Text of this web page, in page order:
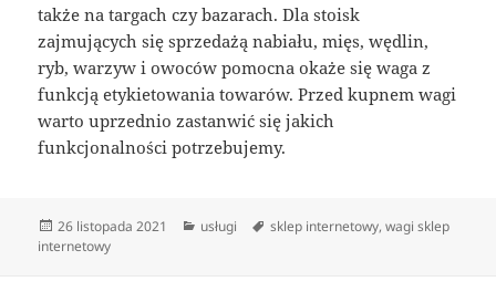
także na targach czy bazarach. Dla stoisk
zajmujących się sprzedażą nabiału, mięs, wędlin,
ryb, warzyw i owoców pomocna okaże się waga z
funkcją etykietowania towarów. Przed kupnem wagi
warto uprzednio zastanwić się jakich
funkcjonalności potrzebujemy.
Data
publikacji
26 listopada 2021 Kategorie
usługi Tagi
sklep internetowy,wagi sklep
internetowy